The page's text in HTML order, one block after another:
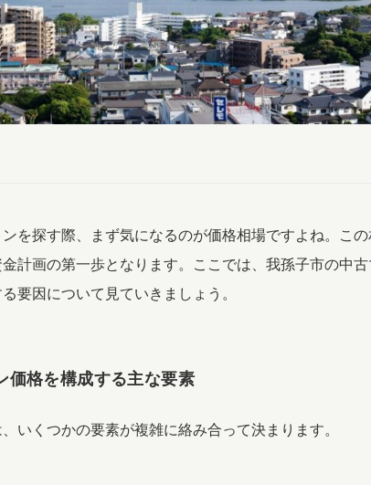
を探す際、まず気になるのが価格相場ですよね。こ
計画の第一歩となります。ここでは、我孫子市の中
要因について見ていきましょう。
価格を構成する主な要素
いくつかの要素が複雑に絡み合って決まります。